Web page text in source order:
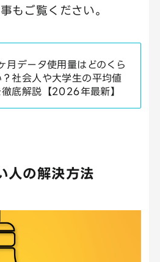
もご覧ください。
月データ使用量はどのくら
？社会人や大学生の平均値
徹底解説【2026年最新】
人の解決方法